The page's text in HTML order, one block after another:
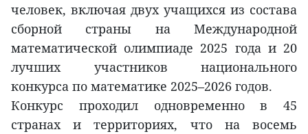
человек, включая двух учащихся из состава
сборной страны на Международной
математической олимпиаде 2025 года и 20
лучших участников национального
конкурса по математике 2025–2026 годов.
Конкурс проходил одновременно в 45
странах и территориях, что на восемь